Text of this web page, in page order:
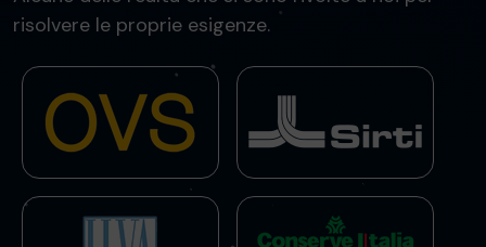
risolvere le proprie esigenze.